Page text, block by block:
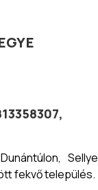
,
Sellye
fekvő település.